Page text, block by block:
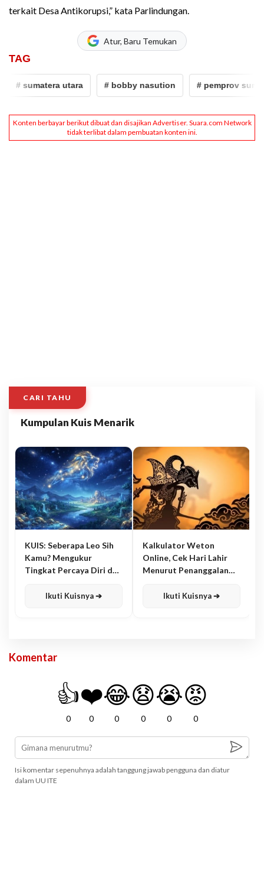
terkait Desa Antikorupsi,” kata Parlindungan.
Atur, Baru Temukan
TAG
# sumatera utara # bobby nasution # pemprov sumut
CARI TAHU
Kumpulan Kuis Menarik
KUIS: Seberapa Leo Sih
Kamu? Mengukur
Tingkat Percaya Diri dan
Ikuti Kuisnya ➔
Kalkulator Weton
Online, Cek Hari Lahir
Menurut Penanggalan
Ikuti Kuisnya ➔
Komentar
👍
0
❤️
0
😂
0
😧
0
😭
0
😡
0
Isi komentar sepenuhnya adalah tanggung jawab pengguna dan diatur
dalam UU ITE